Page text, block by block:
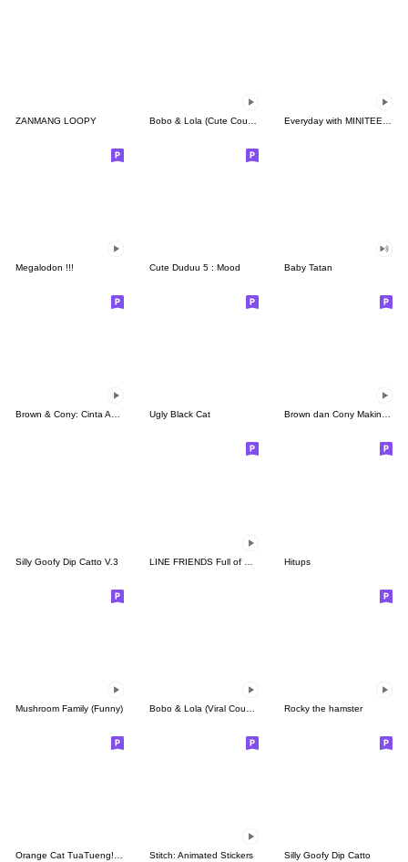
ZANMANG LOOPY
Megalodon !!! Cute Duduu 5 : Mood Baby Tatan
Brown & Cony: Cinta Abadi Ugly Black Cat Brown dan Cony Makin Mesra
Silly Goofy Dip Catto V.3 Hitups
Mushroom Family (Funny) Rocky the hamster
Orange Cat TuaTueng! (ENG) Stitch: Animated Stickers Silly Goofy Dip Catto